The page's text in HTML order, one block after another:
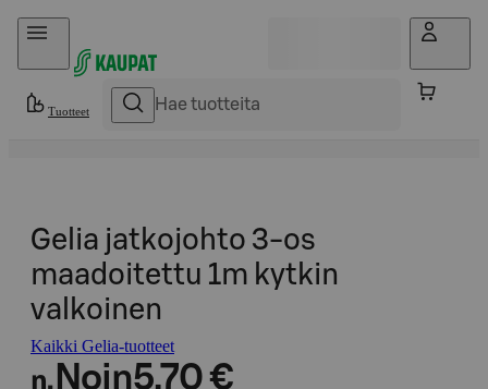
Hyppää sisältöön
Tuotteet
Gelia jatkojohto 3-os
maadoitettu 1m kytkin
valkoinen
Kaikki Gelia-tuotteet
n. Noin5,70 €